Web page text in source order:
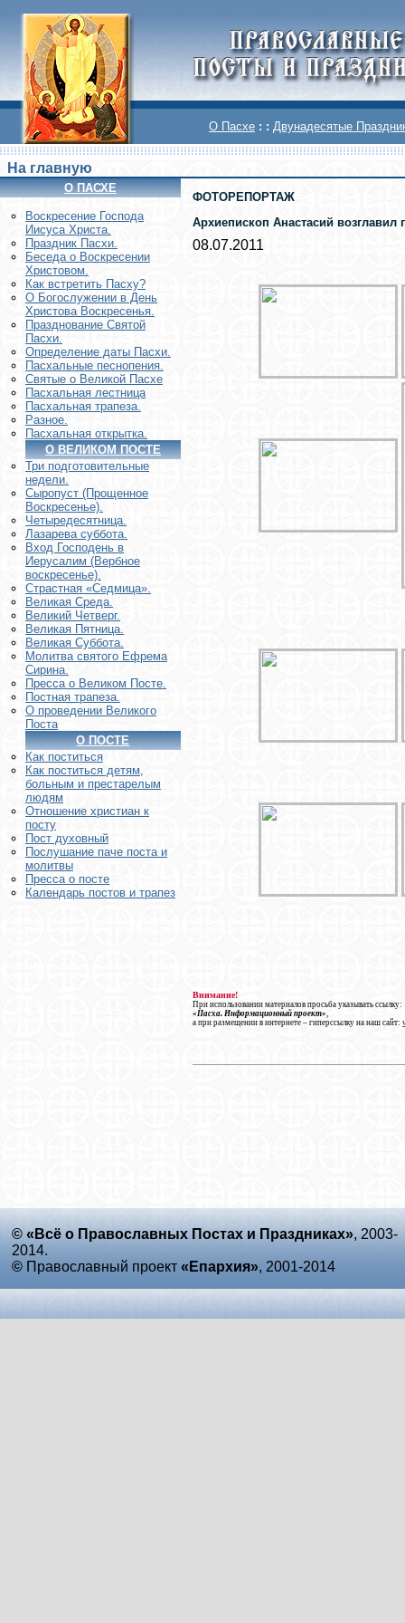
О Пасхе : : Двунадесятые
На главную
О ПАСХЕ
Воскреcение Господа
Иисуса Христа.
Праздник Пасхи.
Беседа о Воскресении
Христовом.
Как встретить Пасху?
О Богослужении в День
Христова Воскресенья.
Празднование Святой
Пасхи.
Определение даты Пасхи.
Пасхальные песнопения.
Святые о Великой Пасхе
Пасхальная лестница
Пасхальная трапеза.
Разное.
Пасхальная открытка.
О ВЕЛИКОМ ПОСТЕ
Три подготовительные
недели.
Сыропуст (Прощенное
Воскресенье).
Четыредесятница.
Лазарева суббота.
Вход Господень в
Иерусалим (Вербное
воскресенье).
Страстная «Седмица».
Великая Среда.
Великий Четверг.
Великая Пятница.
Великая Суббота.
Молитва святого Ефрема
Сирина.
Пресса о Великом Посте.
Постная трапеза.
О проведении Великого
Поста
О ПОСТЕ
Как поститься
Как поститься детям,
больным и престарелым
людям
Отношение христиан к
посту
Пост духовный
Послушание паче поста и
молитвы
Пресса о посте
Календарь постов и трапез
ФОТОРЕПОРТАЖ
Архиепископ Анастасий
08.07.2011
Внимание!
При использовании материалов просьба указывать ссылку:
«Пасха. Информационный проект»
а при размещении в интернете – гиперссылку на наш сайт:
© «Всё о Православных Постах и Праздниках», 2003-
2014.
© Православный проект «Епархия», 2001-2014